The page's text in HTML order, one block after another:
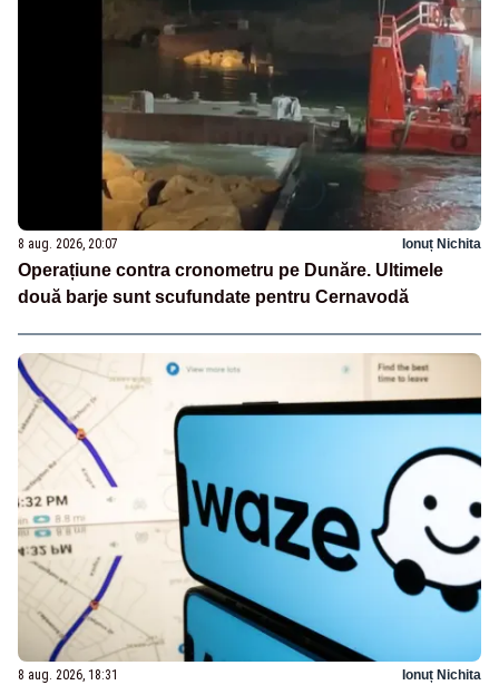
8 aug. 2026, 20:07 Ionuț Nichita
Operațiune contra cronometru pe Dunăre. Ultimele
două barje sunt scufundate pentru Cernavodă
8 aug. 2026, 18:31 Ionuț Nichita